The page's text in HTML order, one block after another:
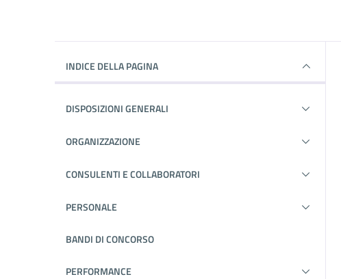
INDICE DELLA PAGINA
DISPOSIZIONI GENERALI
ORGANIZZAZIONE
CONSULENTI E COLLABORATORI
PERSONALE
BANDI DI CONCORSO
PERFORMANCE